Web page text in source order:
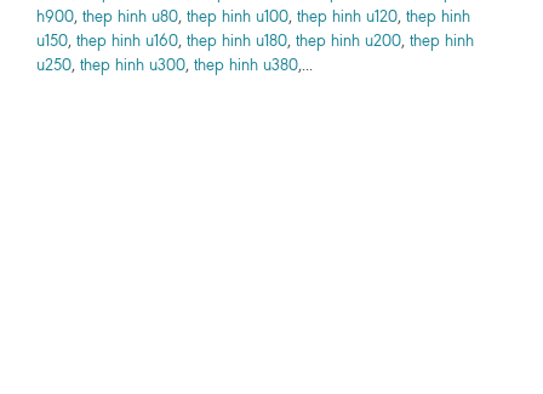
h900, thep hinh u80, thep hinh u100, thep hinh u120, thep hinh
u150, thep hinh u160, thep hinh u180, thep hinh u200, thep hinh
u250, thep hinh u300, thep hinh u380,...